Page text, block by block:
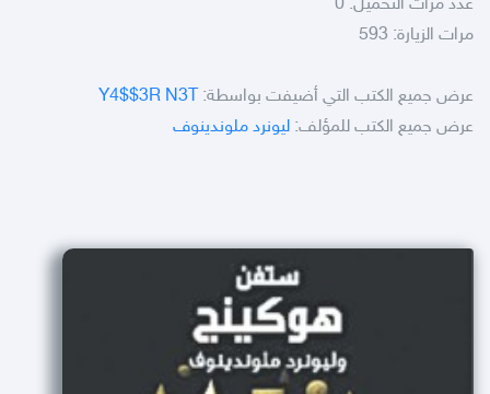
عدد مرات التحميل: 0
مرات الزيارة: 593
عرض جميع الكتب التي أضيفت بواسطة: Y4$$3R N3T
عرض جميع الكتب للمؤلف: ليونرد ملوندينوف